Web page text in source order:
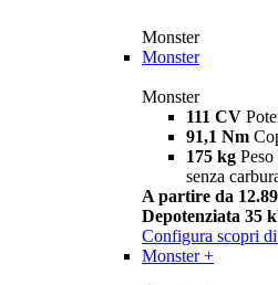
Monster
Monster
Monster
111 CV
91,1 Nm
175 kg
senza
A partire da
Depotenziata 35
Configura scopri
Monster +